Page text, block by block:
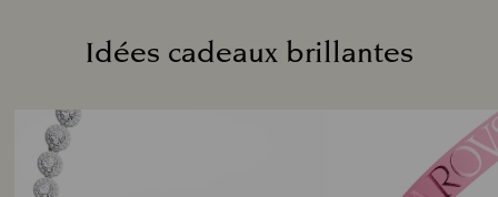
Idées cadeaux brillantes